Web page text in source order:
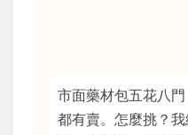
市面藥材包五花八
都有賣。怎麼挑？